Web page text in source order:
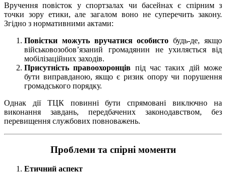
Вручення повісток у спортзалах чи басейнах є спірним з
точки зору етики, але загалом воно не суперечить закону.
Згідно з нормативними актами:
Повістки можуть вручатися особисто будь-де, якщо
військовозобов’язаний громадянин не ухиляється від
мобілізаційних заходів.
Присутність правоохоронців під час таких дій може
бути виправданою, якщо є ризик опору чи порушення
громадського порядку.
Однак дії ТЦК повинні бути спрямовані виключно на
виконання завдань, передбачених законодавством, без
перевищення службових повноважень.
Проблеми та спірні моменти
Етичний аспект